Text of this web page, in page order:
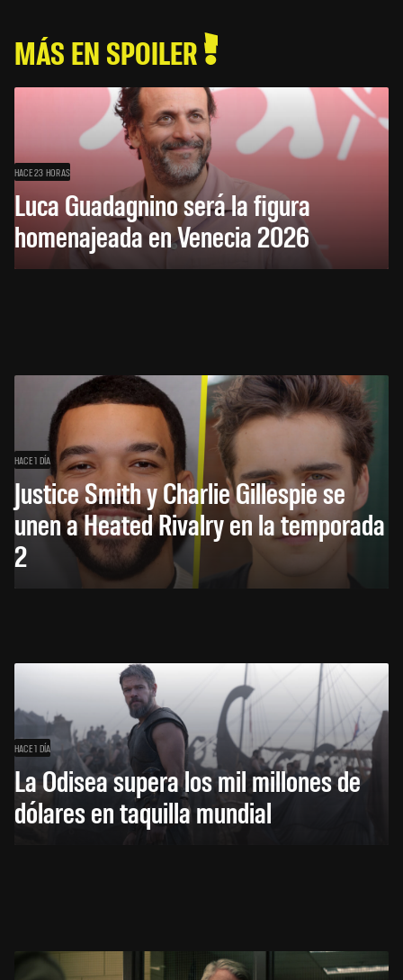
MÁS EN SPOILER
HACE 23 HORAS
Luca Guadagnino será la figura
homenajeada en Venecia 2026
HACE 1 DÍA
Justice Smith y Charlie Gillespie se
unen a Heated Rivalry en la temporada
2
HACE 1 DÍA
La Odisea supera los mil millones de
dólares en taquilla mundial